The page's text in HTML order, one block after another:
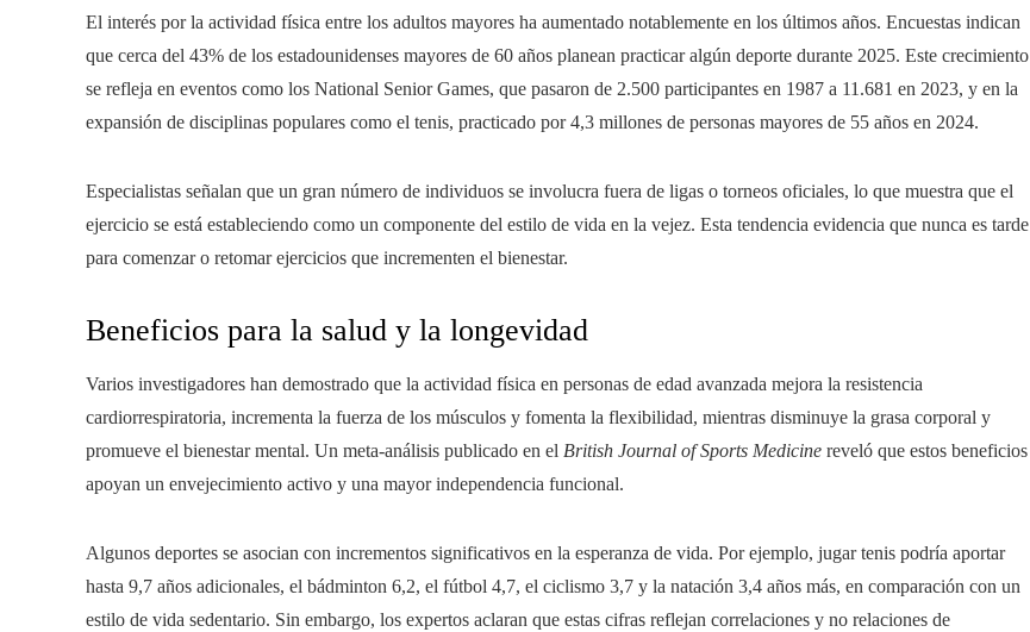
El interés por la actividad física entre los adultos mayores ha aumentado notablemente en los últimos años. Encuestas indican
que cerca del 43% de los estadounidenses mayores de 60 años planean practicar algún deporte durante 2025. Este crecimiento
se refleja en eventos como los National Senior Games, que pasaron de 2.500 participantes en 1987 a 11.681 en 2023, y en la
expansión de disciplinas populares como el tenis, practicado por 4,3 millones de personas mayores de 55 años en 2024.
Especialistas señalan que un gran número de individuos se involucra fuera de ligas o torneos oficiales, lo que muestra que el
ejercicio se está estableciendo como un componente del estilo de vida en la vejez. Esta tendencia evidencia que nunca es tarde
para comenzar o retomar ejercicios que incrementen el bienestar.
Beneficios para la salud y la longevidad
Varios investigadores han demostrado que la actividad física en personas de edad avanzada mejora la resistencia
cardiorrespiratoria, incrementa la fuerza de los músculos y fomenta la flexibilidad, mientras disminuye la grasa corporal y
promueve el bienestar mental. Un meta-análisis publicado en el British Journal of Sports Medicine reveló que estos beneficios
apoyan un envejecimiento activo y una mayor independencia funcional.
Algunos deportes se asocian con incrementos significativos en la esperanza de vida. Por ejemplo, jugar tenis podría aportar
hasta 9,7 años adicionales, el bádminton 6,2, el fútbol 4,7, el ciclismo 3,7 y la natación 3,4 años más, en comparación con un
estilo de vida sedentario. Sin embargo, los expertos aclaran que estas cifras reflejan correlaciones y no relaciones de